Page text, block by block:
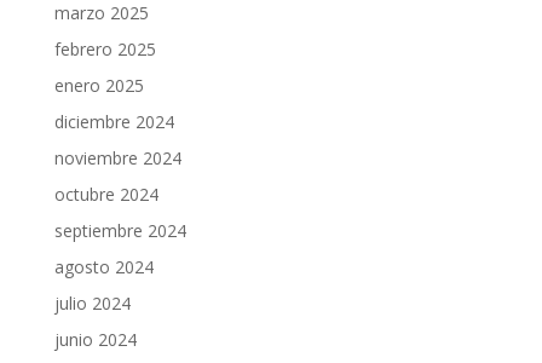
marzo 2025
febrero 2025
enero 2025
diciembre 2024
noviembre 2024
octubre 2024
septiembre 2024
agosto 2024
julio 2024
junio 2024